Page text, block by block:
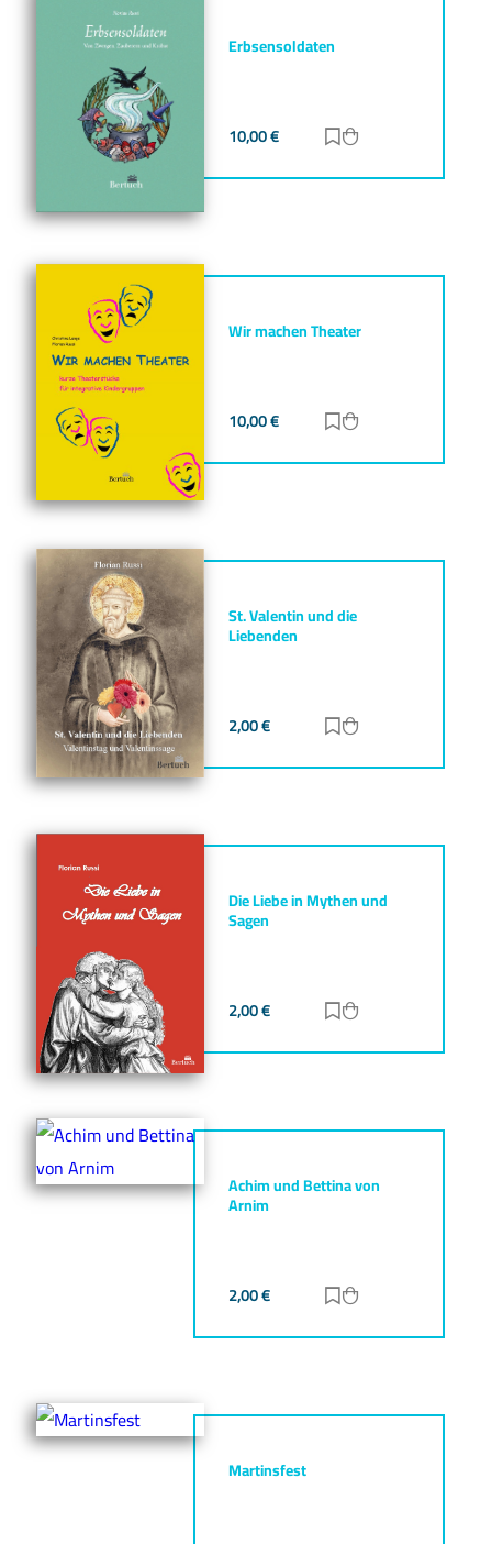
Erbsensoldaten
10,00€ Zur Merkliste
Wir machen Theater
10,00€ Zur Merkliste
St. Valentin und die
Liebenden
2,00€ Zur Merkliste
Die Liebe in Mythen und
Sagen
2,00€ Zur Merkliste
Achim und Bettina von
Arnim
2,00€ Zur Merkliste
Martinsfest